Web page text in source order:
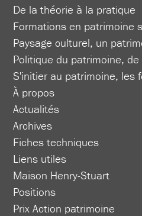
De la théorie à la pratique
Formations en patrimoine
Paysage culturel, un
Politique du patrimoine, de
S'initier au patrimoine, les
À propos
Actualités
Archives
Fiches techniques
Liens utiles
Maison Henry-Stuart
Positions
Prix Action patrimoine